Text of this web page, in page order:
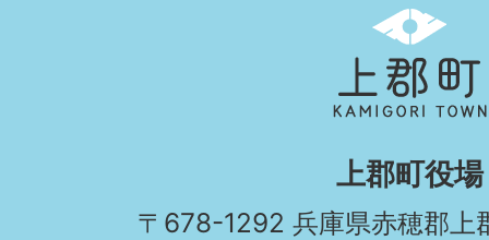
郡
町
KAMIGORI
TOWN
上郡町役場
〒678-1292 兵庫県赤穂郡上